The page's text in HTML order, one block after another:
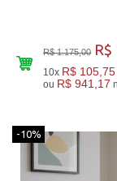
R$ 1.175,00 R$
10x R$ 105,75
ou R$ 941,17
-10%